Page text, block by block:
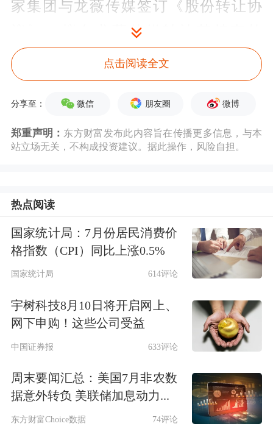
家集团与龙薇传媒签订《股份转让协
议》，拟向龙薇传媒转让其持有的
18500万股万家文化股份，占万家文化
已发行股份的29.135%。本次交易完成
后，龙薇传媒将成为万家文化的控股股
东。转让价款30.6亿元，龙薇传媒欲分
四次支付。
题进行回复。自此，该股权收购案背后
的真相开始慢慢浮出水面。30.6亿元收
其他近30亿元主要靠“自筹”，也就是靠
借款或贷款等来解决。这也意味着，该
值得注意的是，龙薇传媒于2016年11月
2日成立，注册资本200万元，尚未实缴
点击阅读全文
分享至： 微信 朋友圈 微博
郑重声明： 东方财富发布此内容旨在传播更多信息，与本
站立场无关，不构成投资建议。据此操作，风险自担。
热点阅读
国家统计局：7月份居民消费价
格指数（CPI）同比上涨0.5%
国家统计局 614评论
宇树科技8月10日将开启网上、
网下申购！这些公司受益
中国证券报 633评论
周末要闻汇总：美国7月非农数
据意外转负 美联储加息动力...
东方财富Choice数据 74评论